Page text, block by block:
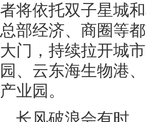
者将依托双子星城
总部经济、商圈等
大门，持续拉开城
园、云东海生物港
产业园。
长风破浪会有时